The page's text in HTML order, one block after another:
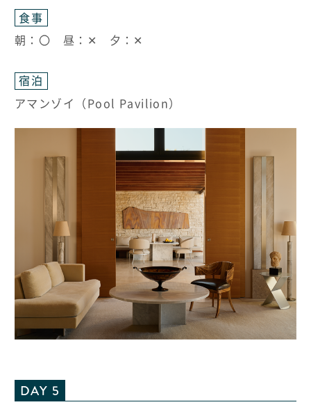
食事
朝：〇 昼：✕ 夕：✕
宿泊
アマンゾイ（Pool Pavilion）
DAY 5